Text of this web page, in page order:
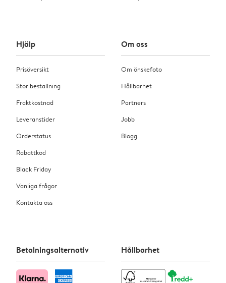
Hjälp
Prisöversikt
Stor beställning
Fraktkostnad
Leveranstider
Orderstatus
Rabattkod
Black Friday
Vanliga frågor
Kontakta oss
Om oss
Om önskefoto
Hållbarhet
Partners
Jobb
Blogg
Betalningsalternativ Hållbarhet